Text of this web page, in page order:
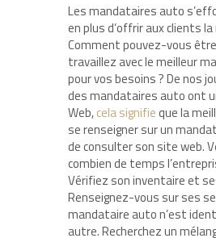
Les mandataires auto
en plus d’offrir aux clients
Comment pouvez-vous
travaillez avec le meilleur
pour vos besoins ? De nos
des mandataires auto ont
Web,cela signifieque la
se renseigner sur un
de consulter son site web.
combien de temps
Vérifiez son inventaire et
Renseignez-vous sur ses
mandataire auto n’est
autre. Recherchez un